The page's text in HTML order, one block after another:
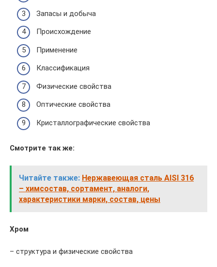
Запасы и добыча
Происхождение
Применение
Классификация
Физические свойства
Оптические свойства
Кристаллографические свойства
Смотрите так же:
Читайте также: Нержавеющая сталь AISI 316
– химсостав, сортамент, аналоги,
характеристики марки, состав, цены
Хром
– структура и физические свойства